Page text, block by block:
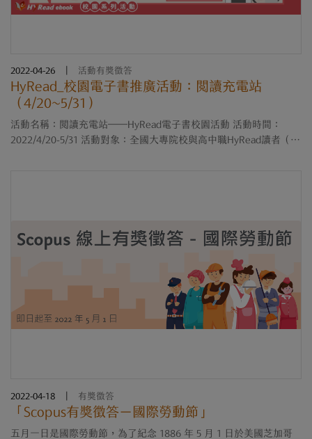
2022-04-26 活動有獎徵答
HyRead_校園電子書推廣活動：閱讀充電站
（4/20~5/31）
活動名稱：閱讀充電站──HyRead電子書校園活動 活動時間：
2022/4/20-5/31 活動對象：全國大專院校與高中職HyRead讀者（包
2022-04-18 有獎徵答
「Scopus有獎徵答－國際勞動節」
五月一日是國際勞動節，為了紀念 1886 年 5 月 1 日於美國芝加哥